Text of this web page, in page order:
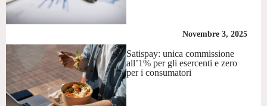
Novembre 3, 2025
Satispay: unica commissione
all’1% per gli esercenti e zero
per i consumatori